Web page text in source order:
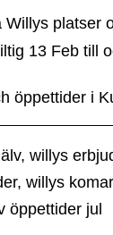
Willys platser
13 Feb till
öppettider i
willys
willys
öppettider jul